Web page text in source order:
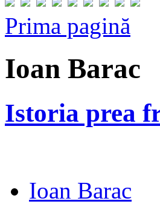
Prima pagină
Ioan Barac
Istoria prea
Ioan Barac